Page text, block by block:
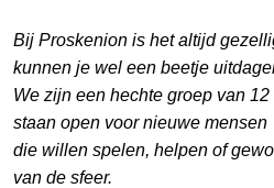
Bij Proskenion is het altijd
kunnen je wel een beetje
We zijn een hechte groep van
staan open voor nieuwe mensen
die willen spelen, helpen of
van de sfeer.